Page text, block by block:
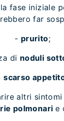
fase iniziale
far
- prurito;
di noduli
scarso
altri
polmonari e